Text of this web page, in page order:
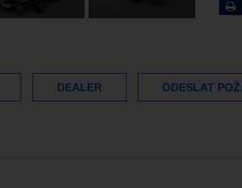
DEALER ODESLAT